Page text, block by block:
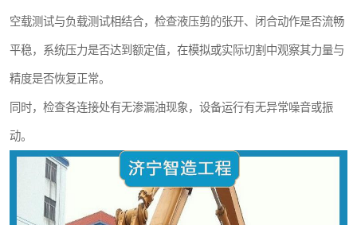
空载测试与负载测试相结合，检查液压剪的张开、闭合动作是否流畅
平稳，系统压力是否达到额定值，在模拟或实际切割中观察其力量与
精度是否恢复正常。
同时，检查各连接处有无渗漏油现象，设备运行有无异常噪音或振
动。